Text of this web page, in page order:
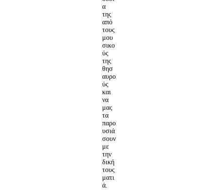
α
της
από
τους
μου
σικο
ύς
της
θησ
αυρο
ύς
και
να
μας
τα
παρο
υσιά
σουν
με
την
δική
τους
ματι
ά.